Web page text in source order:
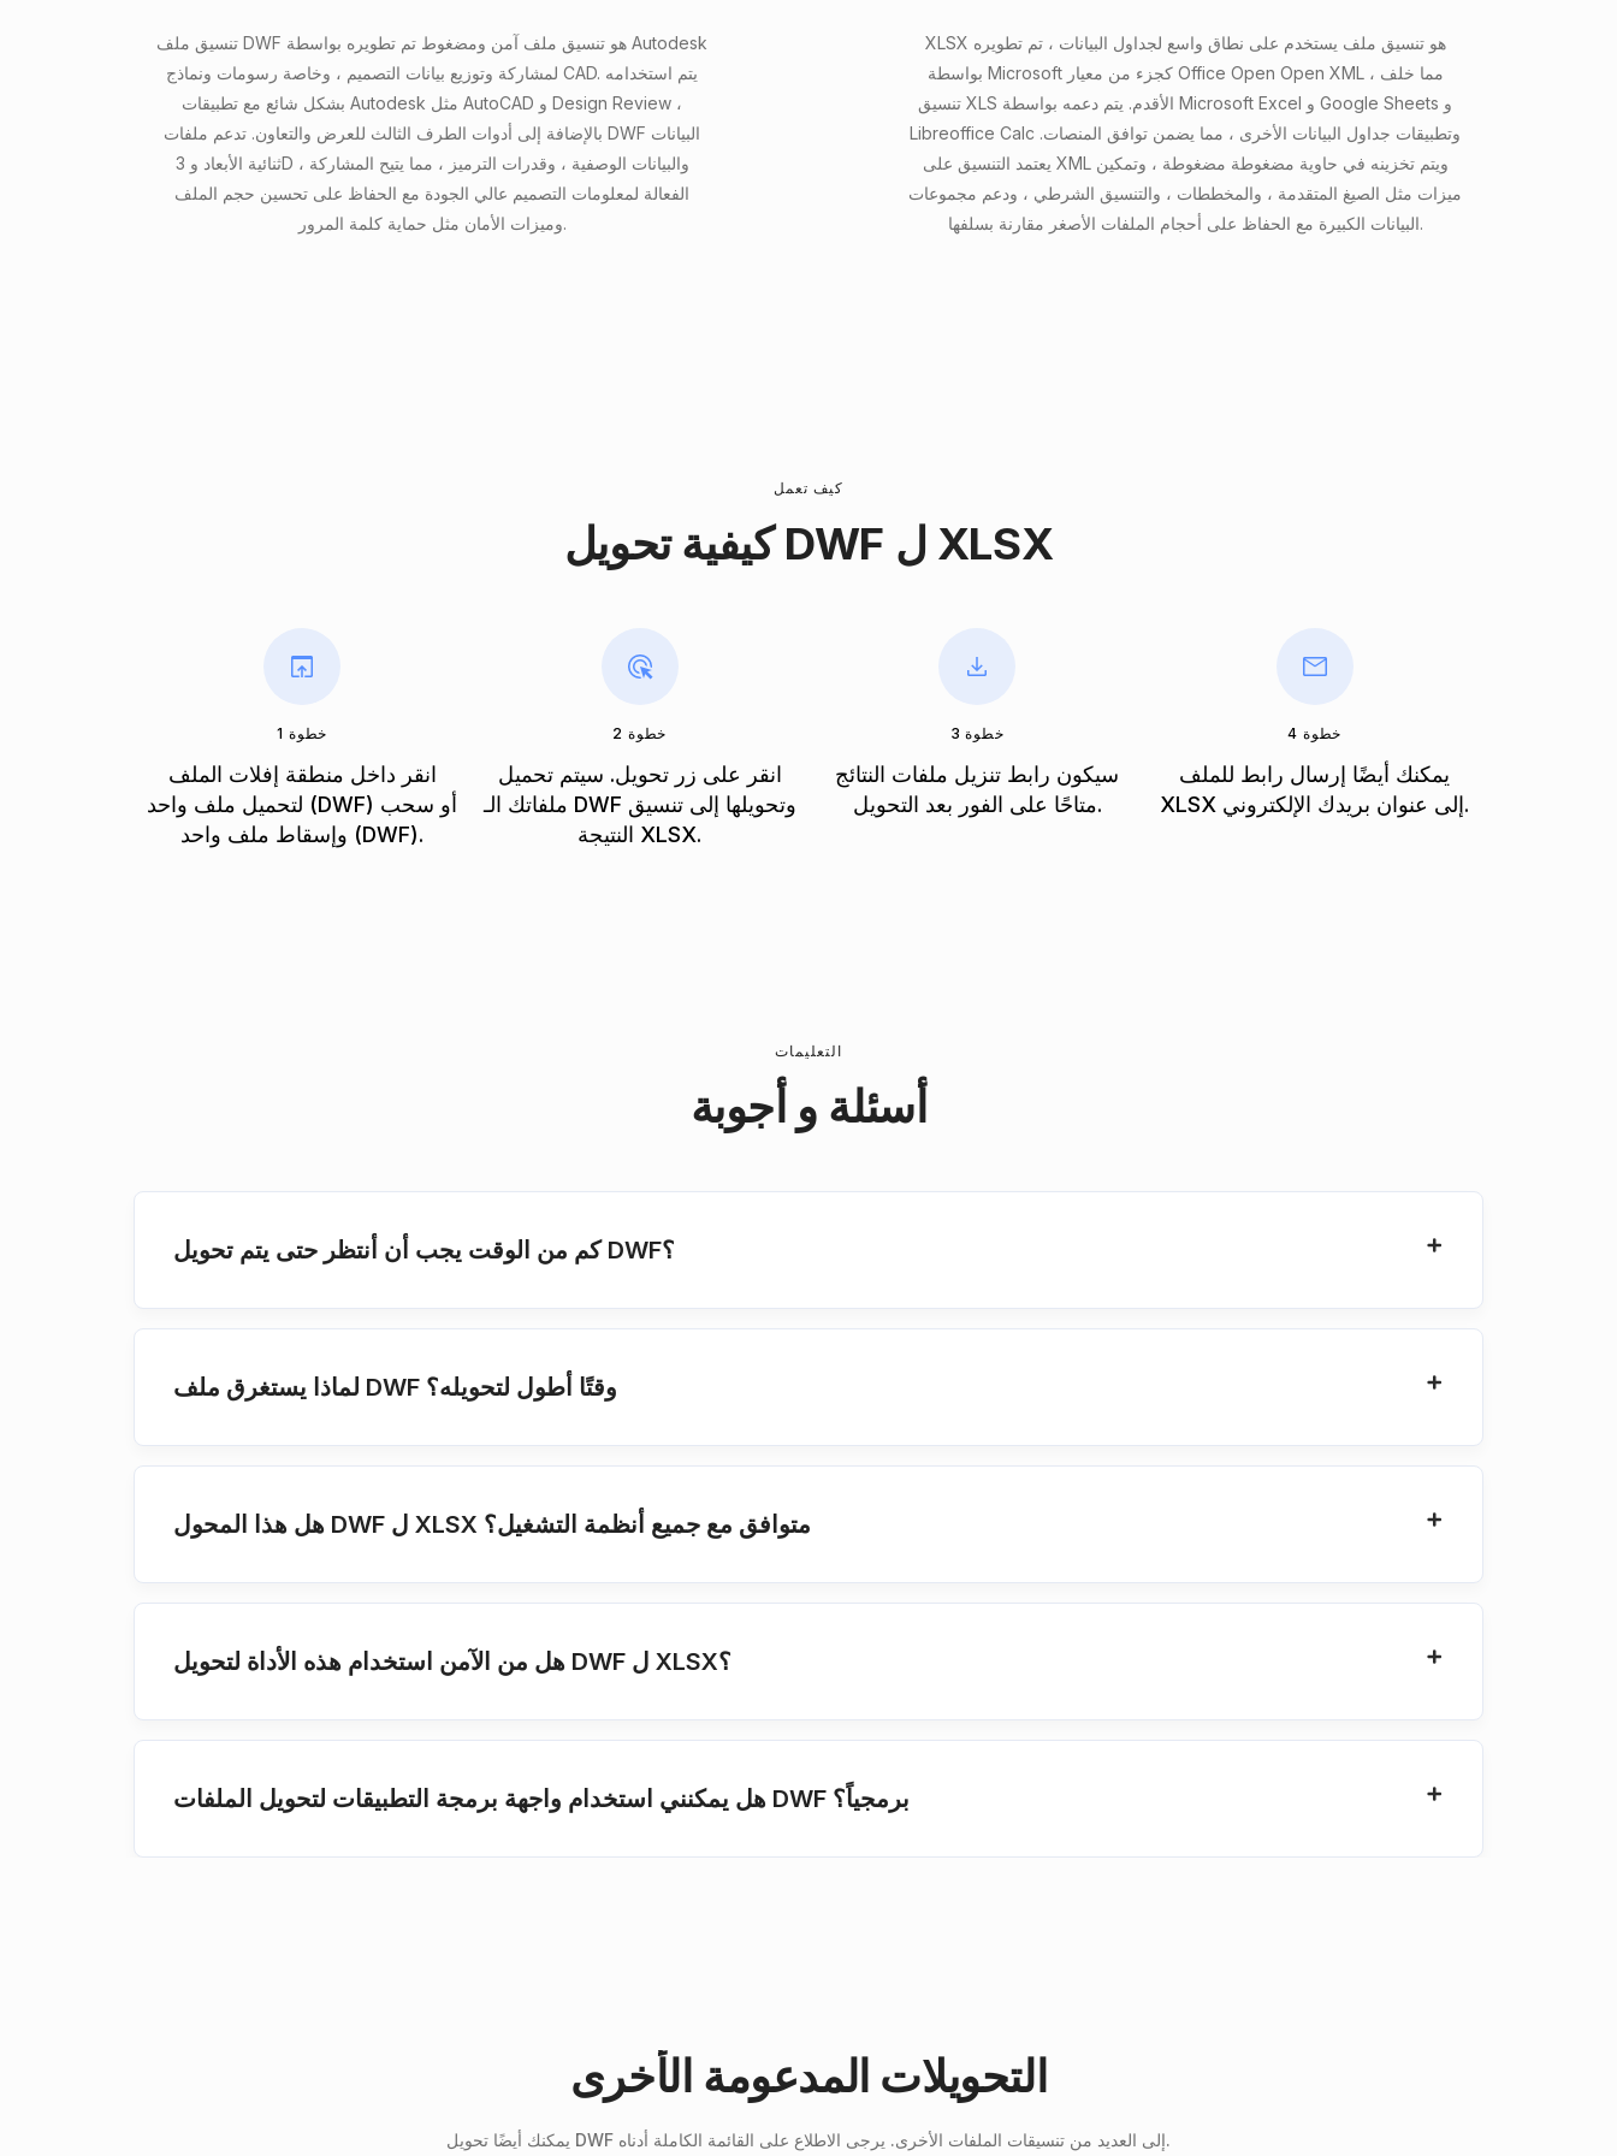
تنسيق ملف DWF هو تنسيق ملف آمن ومضغوط تم تطويره بواسطة Autodesk
لمشاركة وتوزيع بيانات التصميم ، وخاصة رسومات ونماذج CAD. يتم استخدامه
بشكل شائع مع تطبيقات Autodesk مثل AutoCAD و Design Review ،
بالإضافة إلى أدوات الطرف الثالث للعرض والتعاون. تدعم ملفات DWF البيانات
ثنائية الأبعاد و 3D ، والبيانات الوصفية ، وقدرات الترميز ، مما يتيح المشاركة
الفعالة لمعلومات التصميم عالي الجودة مع الحفاظ على تحسين حجم الملف
وميزات الأمان مثل حماية كلمة المرور.
XLSX هو تنسيق ملف يستخدم على نطاق واسع لجداول البيانات ، تم تطويره
بواسطة Microsoft كجزء من معيار Office Open Open XML ، مما خلف
تنسيق XLS الأقدم. يتم دعمه بواسطة Microsoft Excel و Google Sheets و
Libreoffice Calc وتطبيقات جداول البيانات الأخرى ، مما يضمن توافق المنصات.
يعتمد التنسيق على XML ويتم تخزينه في حاوية مضغوطة مضغوطة ، وتمكين
ميزات مثل الصيغ المتقدمة ، والمخططات ، والتنسيق الشرطي ، ودعم مجموعات
البيانات الكبيرة مع الحفاظ على أحجام الملفات الأصغر مقارنة بسلفها.
كيف تعمل
كيفية تحويل DWF ل XLSX
خطوة 1
انقر داخل منطقة إفلات الملف
لتحميل ملف واحد (DWF) أو سحب
وإسقاط ملف واحد (DWF).
خطوة 2
انقر على زر تحويل. سيتم تحميل
ملفاتك الـ DWF وتحويلها إلى تنسيق
النتيجة XLSX.
خطوة 3
سيكون رابط تنزيل ملفات النتائج
متاحًا على الفور بعد التحويل.
خطوة 4
يمكنك أيضًا إرسال رابط للملف
XLSX إلى عنوان بريدك الإلكتروني.
التعليمات
أسئلة و أجوبة
كم من الوقت يجب أن أنتظر حتى يتم تحويل DWF؟
لماذا يستغرق ملف DWF وقتًا أطول لتحويله؟
هل هذا المحول DWF ل XLSX متوافق مع جميع أنظمة التشغيل؟
هل من الآمن استخدام هذه الأداة لتحويل DWF ل XLSX؟
هل يمكنني استخدام واجهة برمجة التطبيقات لتحويل الملفات DWF برمجياً؟
التحويلات المدعومة الأخرى
يمكنك أيضًا تحويل DWF إلى العديد من تنسيقات الملفات الأخرى. يرجى الاطلاع على القائمة الكاملة أدناه.